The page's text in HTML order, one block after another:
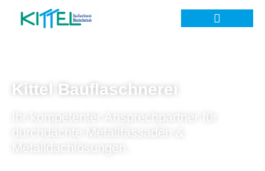
Kittel Bauflaschnerei
Ihr kompetenter Ansprechpartner für
durchdachte Metallfassaden &
Metalldachlösungen.